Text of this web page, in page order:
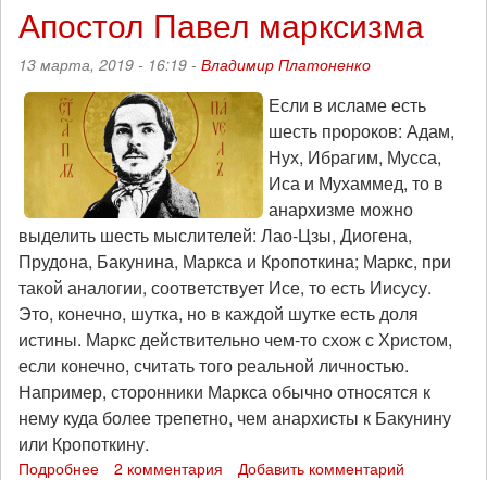
Антикапиталистического
Апостол Павел марксизма
13 марта, 2019 - 16:19 - Владимир Платоненко
Если в исламе есть
шесть пророков: Адам,
Нух, Ибрагим, Мусса,
Иса и Мухаммед, то в
анархизме можно
выделить шесть мыслителей: Лао-Цзы, Диогена,
Прудона, Бакунина, Маркса и Кропоткина; Маркс, при
такой аналогии, соответствует Исе, то есть Иисусу.
Это, конечно, шутка, но в каждой шутке есть доля
истины. Маркс действительно чем-то схож с Христом,
если конечно, считать того реальной личностью.
Например, сторонники Маркса обычно относятся к
нему куда более трепетно, чем анархисты к Бакунину
или Кропоткину.
Подробнее 2 комментария Добавить комментарий